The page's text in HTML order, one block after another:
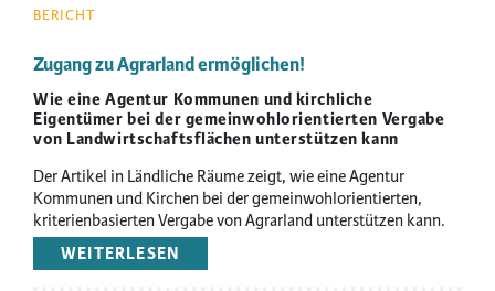
BERICHT
Zugang zu Agrarland ermöglichen!
Wie eine Agentur Kommunen und kirchliche
Eigentümer bei der gemeinwohlorientierten Vergabe
von Landwirtschaftsflächen unterstützen kann
Der Artikel in Ländliche Räume zeigt, wie eine Agentur
Kommunen und Kirchen bei der gemeinwohlorientierten,
kriterienbasierten Vergabe von Agrarland unterstützen kann.
WEITERLESEN
ZUGANG